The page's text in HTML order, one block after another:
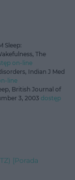
Sleep:
The
on-line
Indian J Med
line
British Journal of
3, 2003 dostęp
[Porada